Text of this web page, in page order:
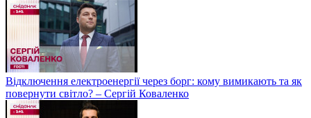
Відключення електроенергії через борг: кому вимикають та як
повернути світло? – Сергій Коваленко